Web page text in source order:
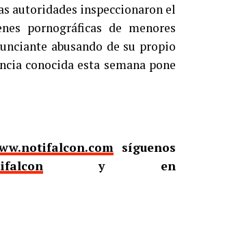
autoridades inspeccionaron el
pornográficas de menores
abusando de su propio
conocida esta semana pone
síguenos
y en